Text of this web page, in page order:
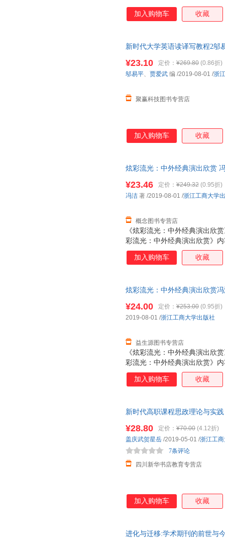
加入购物车 收藏
新时代大学英语读译写教程2邬
¥23.10 定价： ¥269.80 (0.86折)
聚赢科技图书专营店
邬易平、 贾爱武 编 /2019-08-01 /浙
加入购物车 收藏
炫彩流光：中外经典演出欣赏
《炫彩流光：中外经典演出欣
彩流光：中外经典演出欣赏》
面。理论性阐述重点介绍了音
蕾、定位“马戏艺术和街头娱
具体的了解。再通过对演出形
¥23.46 定价： ¥249.32 (0.95折)
概念图书专营店
冯洁 著 /2019-08-01 /浙江工商大学
加入购物车 收藏
炫彩流光：中外经典演出欣赏
《炫彩流光：中外经典演出欣
彩流光：中外经典演出欣赏》
面。理论性阐述重点介绍了音
蕾、定位“马戏艺术和街头娱
具体的了解。再通过对演出形
¥24.00 定价： ¥253.00 (0.95折)
益生源图书专营店
2019-08-01 /浙江工商大学出版社
加入购物车 收藏
新时代高职课程思政理论与实
¥28.80 定价： ¥70.00 (4.12折)
四川新华书店教育专营店
7条评论
盖庆武贺星岳 /2019-05-01 /浙江工
加入购物车 收藏
进化与迁移:学术期刊的前世与